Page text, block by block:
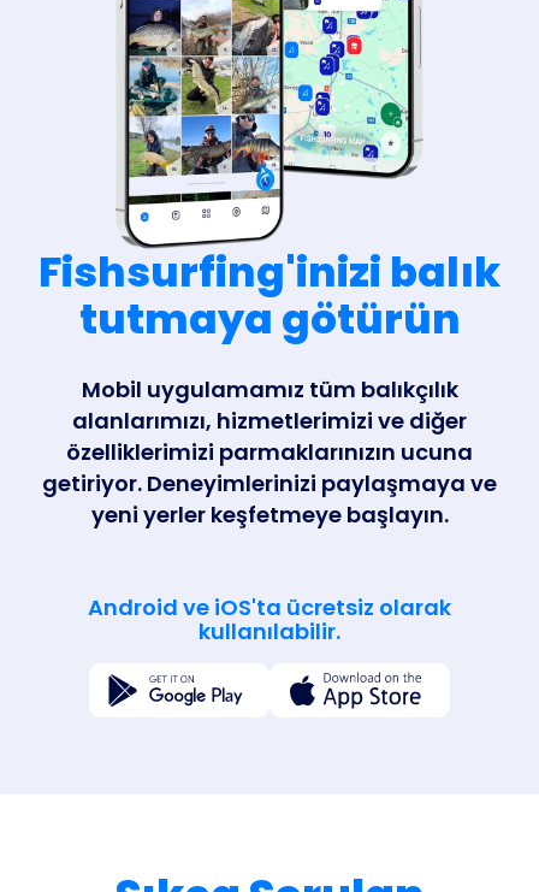
Fishsurfing'inizi balık
tutmaya götürün
Mobil uygulamamız tüm balıkçılık
alanlarımızı, hizmetlerimizi ve diğer
özelliklerimizi parmaklarınızın ucuna
getiriyor. Deneyimlerinizi paylaşmaya ve
yeni yerler keşfetmeye başlayın.
Android ve iOS'ta ücretsiz olarak
kullanılabilir.